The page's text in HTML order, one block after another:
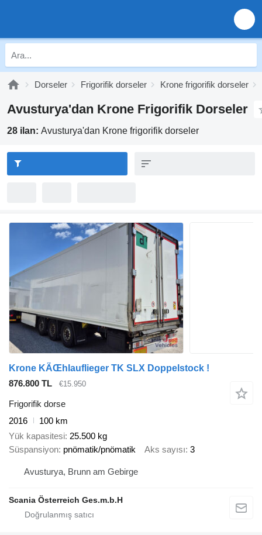
Dorseler Frigorifik dorseler Krone frigorifik dorseler
Avusturya'dan Krone Frigorifik Dorseler
28 ilan: Avusturya'dan Krone frigorifik dorseler
Krone KÃŒhlauflieger TK SLX Doppelstock !
876.800 TL
€15.950
Frigorifik dorse
2016
100 km
Yük kapasitesi 25.500 kg
Süspansiyon pnömatik/pnömatik Aks sayısı 3
Avusturya, Brunn am Gebirge
Scania Österreich Ges.m.b.H